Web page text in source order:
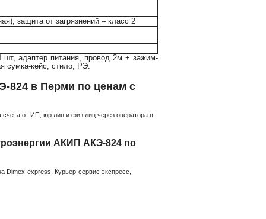
защита от загрязнений – класс 2
адаптер питания, провод 2м + зажим-
сумка-кейс, стило, РЭ.
824 в Перми по ценам с
от ИП, юр.лиц и физ.лиц через оператора в
АКИП АКЭ-824 по
Dimex-express, Курьер-сервис экспресс,